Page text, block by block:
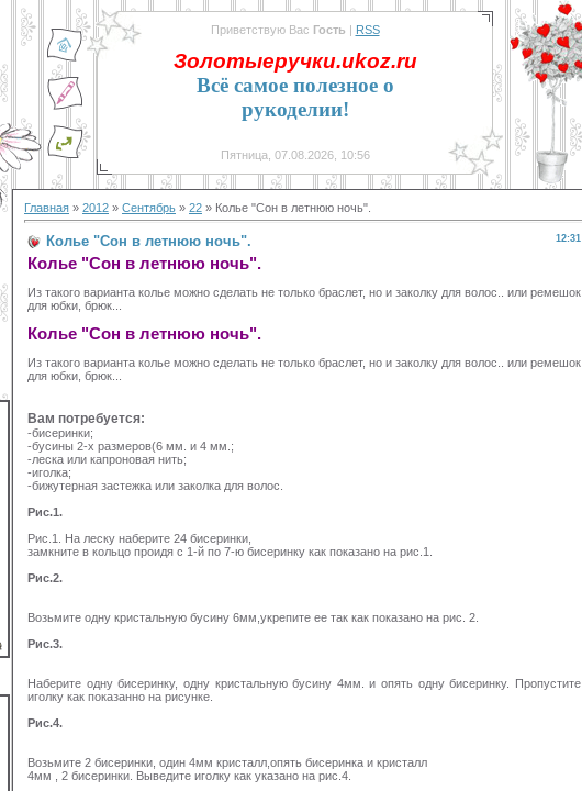
Приветствую Вас Гость | RSS
Золотыеручки.ukoz.ru
Всё самое полезное о
рукоделии!
Пятница, 07.08.2026, 10:56
Главная » 2012 » Сентябрь » 22 » Колье "Сон в летнюю ночь".
12:31
Колье "Сон в летнюю ночь".
Колье "Сон в летнюю ночь".
Из такого варианта колье можно сделать не только браслет, но и заколку для волос.. или ремешок
для юбки, брюк...
Колье "Сон в летнюю ночь".
Из такого варианта колье можно сделать не только браслет, но и заколку для волос.. или ремешок
для юбки, брюк...
Вам потребуется:
-бисеринки;
-бусины 2-х размеров(6 мм. и 4 мм.;
-леска или капроновая нить;
-иголка;
-бижутерная застежка или заколка для волос.
Рис.1.
Рис.1. На леску наберите 24 бисеринки,
замкните в кольцо проидя с 1-й по 7-ю бисеринку как показано на рис.1.
Рис.2.
Возьмите одну кристальную бусину 6мм,укрепите ее так как показано на рис. 2.
Рис.3.
Наберите одну бисеринку, одну кристальную бусину 4мм. и опять одну бисеринку. Пропустите
иголку как показанно на рисунке.
Рис.4.
Возьмите 2 бисеринки, один 4мм кристалл,опять бисеринка и кристалл
4мм , 2 бисеринки. Выведите иголку как указано на рис.4.